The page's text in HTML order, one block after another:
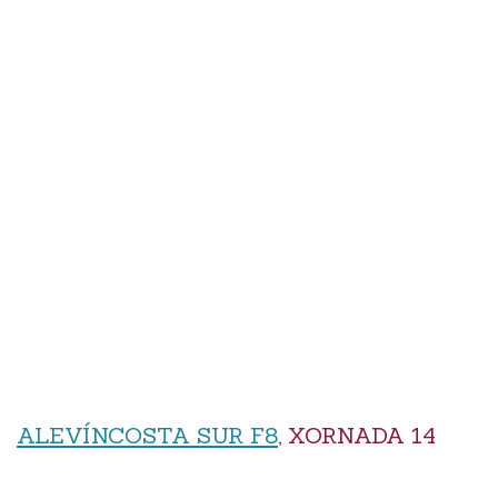
ALEVÍNCOSTA SUR F8, XORNADA 14